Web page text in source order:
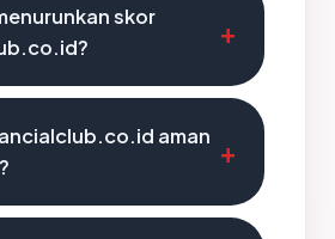
skor
aman